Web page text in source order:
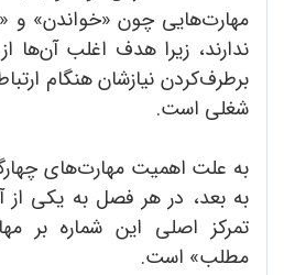
مهارت‌هایی چون «خواندن» و
ندارند، زیرا هدف اغلب آن‌ها
برطرف‌کردن نیازشان هنگام
شغلی است.
به علت اهمیت مهارت‌های
به بعد، در هر فصل به یکی از
تمرکز اصلی این شماره بر
مطلب» است.